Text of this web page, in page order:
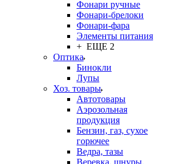
Фонари ручные
Фонари-брелоки
Фонари-фара
Элементы питания
+ ЕЩЕ 2
Оптика
Бинокли
Лупы
Хоз. товары
Автотовары
Аэрозольная
продукция
Бензин, газ, сухое
горючее
Ведра, тазы
Веревка, шнуры,